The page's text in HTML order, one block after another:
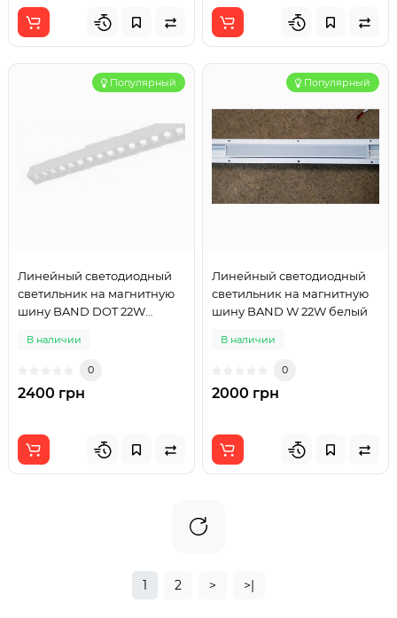
Популярный
Линейный светодиодный
светильник на магнитную
шину BAND DOT 22W
В наличии
0
2400 грн
Популярный
Линейный светодиодный
светильник на магнитную
шину BAND W 22W белый
В наличии
0
2000 грн
1 2 > >|